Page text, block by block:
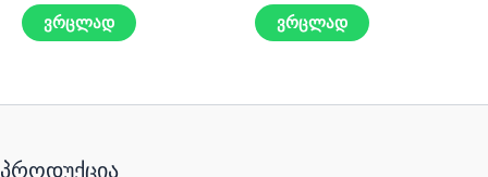
ვრცლად ვრცლად
პროდუქცია